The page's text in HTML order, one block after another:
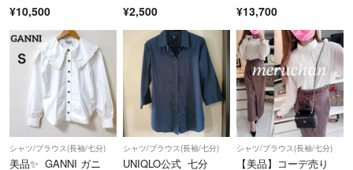
¥10,500 ¥2,500 ¥13,700
シャツ/ブラウス(長袖/七分)
美品✨ GANNI ガニ
シャツ/ブラウス(長袖/七分)
UNIQLO公式 七分
シャツ/ブラウス(長袖/七分)
【美品】コーデ売り